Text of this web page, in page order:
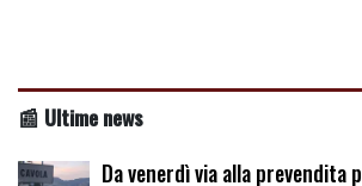
📰 Ultime news
Da venerdì via alla prevendita